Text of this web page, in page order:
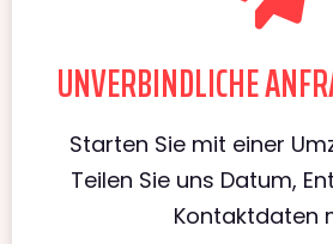
UNVERBINDLICHE
Starten Sie mit einer
Teilen Sie uns Datum,
Kontaktdaten